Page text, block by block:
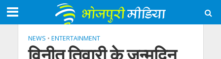
NEWS • ENTERTAINMENT